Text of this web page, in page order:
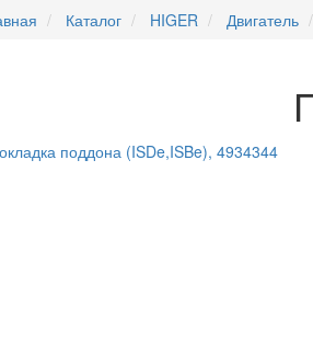
Каталог HIGER Двигатель